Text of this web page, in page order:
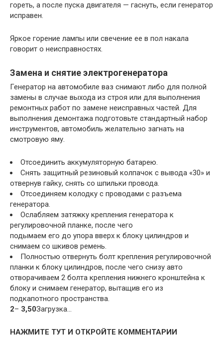
гореть, а после пуска двигателя — гаснуть, если генератор
исправен.
Яркое горение лампы или свечение ее в пол накала
говорит о неисправностях.
Замена и снятие электрогенератора
Генератор на автомобиле ваз снимают либо для полной
замены в случае выхода из строя или для выполнения
ремонтных работ по замене неисправных частей. Для
выполнения демонтажа подготовьте стандартный набор
инструментов, автомобиль желательно загнать на
смотровую яму.
Отсоединить аккумуляторную батарею.
Снять защитный резиновый колпачок с вывода «30» и
отвернув гайку, снять со шпильки провода.
Отсоединяем колодку с проводами с разъема
генератора.
Ослабляем затяжку крепления генератора к
регулировочной планке, после чего
подымаем его до упора вверх к блоку цилиндров и
снимаем со шкивов ремень.
Полностью отвернуть болт крепления регулировочной
планки к блоку цилиндров, после чего снизу авто
отворачиваем 2 болта крепления нижнего кронштейна к
блоку и снимаем генератор, вытащив его из
подкапотного пространства.
2– 3,50Загрузка…
НАЖМИТЕ ТУТ И ОТКРОЙТЕ КОММЕНТАРИИ